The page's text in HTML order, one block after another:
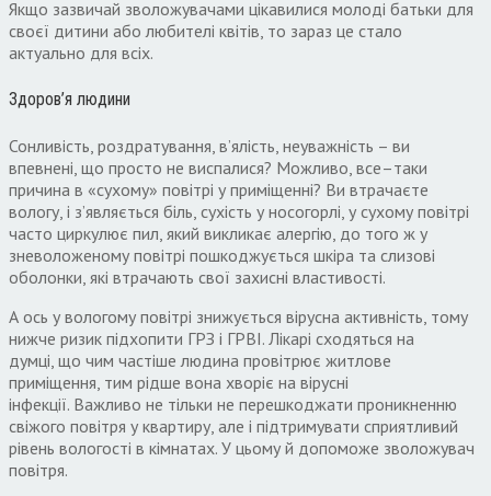
Якщо зазвичай зволожувачами цікавилися молоді батьки для
своєї дитини або любителі квітів, то зараз це стало
актуально для всіх.
Здоров’я людини
Сонливість роздратування в’ялість неуважність – ви
впевнені що просто не виспалися? Можливо все–таки
причина в «сухому» повітрі у приміщенні? Ви втрачаєте
вологу і з’являється біль сухість у носогорлі у сухому повітрі
часто циркулює пил який викликає алергію до того ж у
зневоложеному повітрі пошкоджується шкіра та слизові
оболонки які втрачають свої захисні властивості.
А ось у вологому повітрі знижується вірусна активність тому
нижче ризик підхопити ГРЗ і ГРВІ. Лікарі сходяться на
думці що чим частіше людина провітрює житлове
приміщення тим рідше вона хворіє на вірусні
інфекції. Важливо не тільки не перешкоджати проникненню
свіжого повітря у квартиру але і підтримувати сприятливий
рівень вологості в кімнатах. У цьому й допоможе зволожувач
повітря.